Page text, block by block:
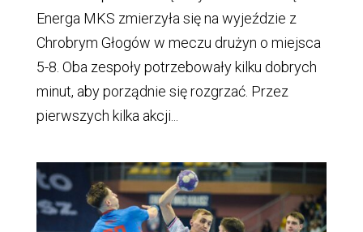
Energa MKS zmierzyła się na wyjeździe z
Chrobrym Głogów w meczu drużyn o miejsca
5-8. Oba zespoły potrzebowały kilku dobrych
minut, aby porządnie się rozgrzać. Przez
pierwszych kilka akcji...